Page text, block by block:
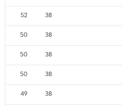
38
52
38
50
38
50
38
50
38
49